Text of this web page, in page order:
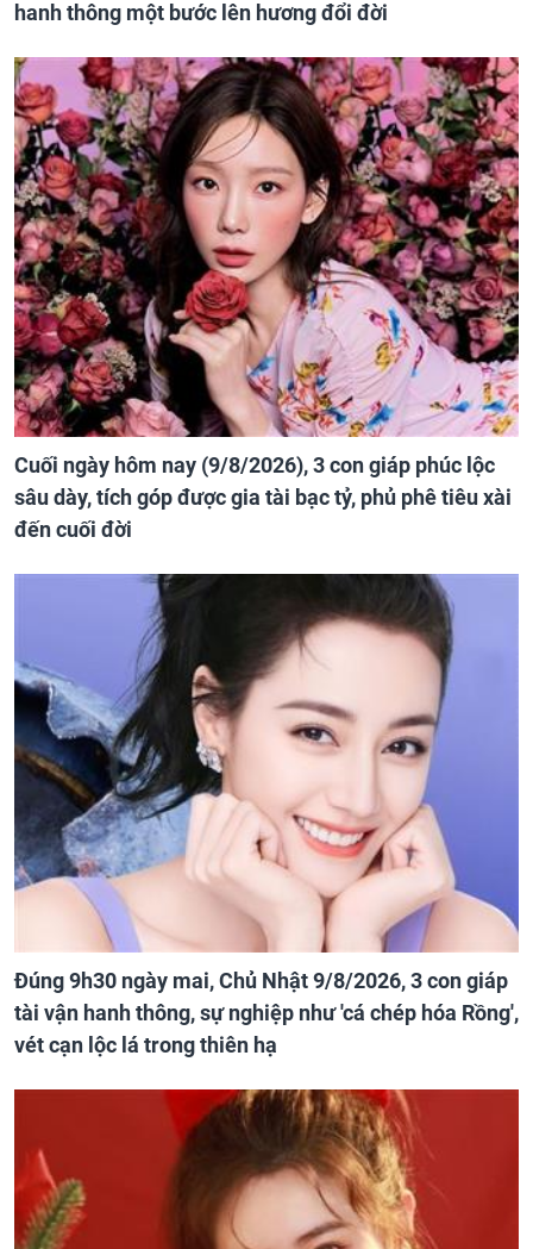
hanh thông một bước lên hương đổi đời
Cuối ngày hôm nay (9/8/2026), 3 con giáp phúc lộc
sâu dày, tích góp được gia tài bạc tỷ, phủ phê tiêu xài
đến cuối đời
Đúng 9h30 ngày mai, Chủ Nhật 9/8/2026, 3 con giáp
tài vận hanh thông, sự nghiệp như 'cá chép hóa Rồng',
vét cạn lộc lá trong thiên hạ